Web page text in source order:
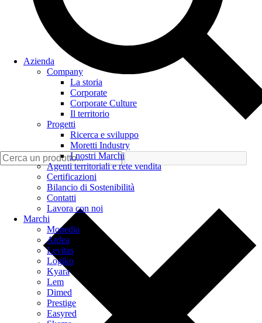
Azienda
Company
La storia
Corporate
Corporate Culture
Il territorio
Progetti
Ricerca e sviluppo
Moretti Industry
I nostri Marchi
Agenti territoriali e rete vendita
Certificazioni
Bilancio di Sostenibilità
Contatti
Lavora con noi
Marchi
Mopedia
Ardea
Levitas
Logiko
Kyara
Lem
Dimed
Prestige
Easyred